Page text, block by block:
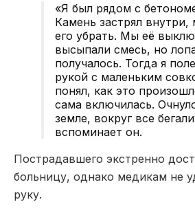
«Я был рядом с
Камень застрял внутри,
его убрать. Мы её
высыпали смесь, но
получалось. Тогда я
рукой с маленьким
понял, как это
сама включилась.
земле, вокруг все
вспоминает он.
Пострадавшего экстренно
больницу, однако медикам не
руку.